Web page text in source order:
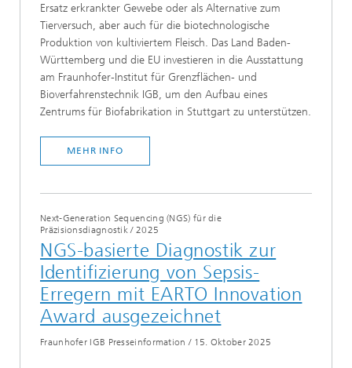
Ersatz erkrankter Gewebe oder als Alternative zum
Tierversuch, aber auch für die biotechnologische
Produktion von kultiviertem Fleisch. Das Land Baden-
Württemberg und die EU investieren in die Ausstattung
am Fraunhofer-Institut für Grenzflächen- und
Bioverfahrenstechnik IGB, um den Aufbau eines
Zentrums für Biofabrikation in Stuttgart zu unterstützen.
MEHR INFO
Next-Generation Sequencing (NGS) für die
Präzisionsdiagnostik / 2025
NGS-basierte Diagnostik zur
Identifizierung von Sepsis-
Erregern mit EARTO Innovation
Award ausgezeichnet
Fraunhofer IGB Presseinformation / 15. Oktober 2025